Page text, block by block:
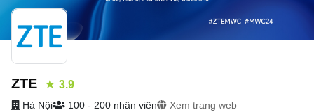
ZTE ★ 3.9
Hà Nội 100 - 200 nhân viên
Xem trang web